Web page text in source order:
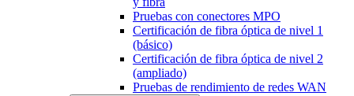
Pruebas con conectores MPO
Certificación de fibra óptica de nivel 1
(básico)
Certificación de fibra óptica de nivel 2
(ampliado)
Pruebas de rendimiento de redes WAN